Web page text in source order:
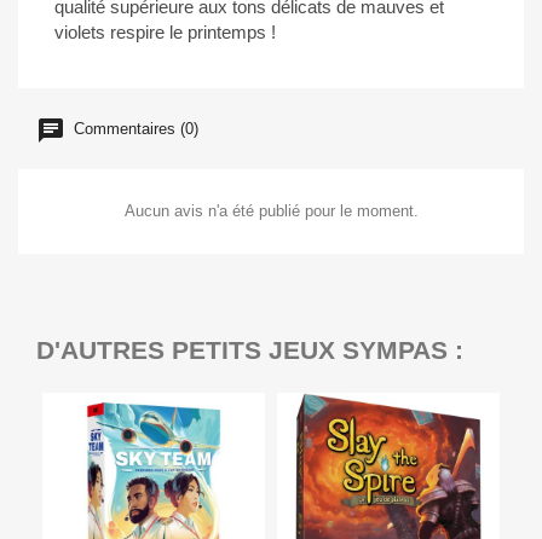
qualité supérieure aux tons délicats de mauves et
violets respire le printemps !
Commentaires (0)
Aucun avis n'a été publié pour le moment.
D'AUTRES PETITS JEUX SYMPAS :